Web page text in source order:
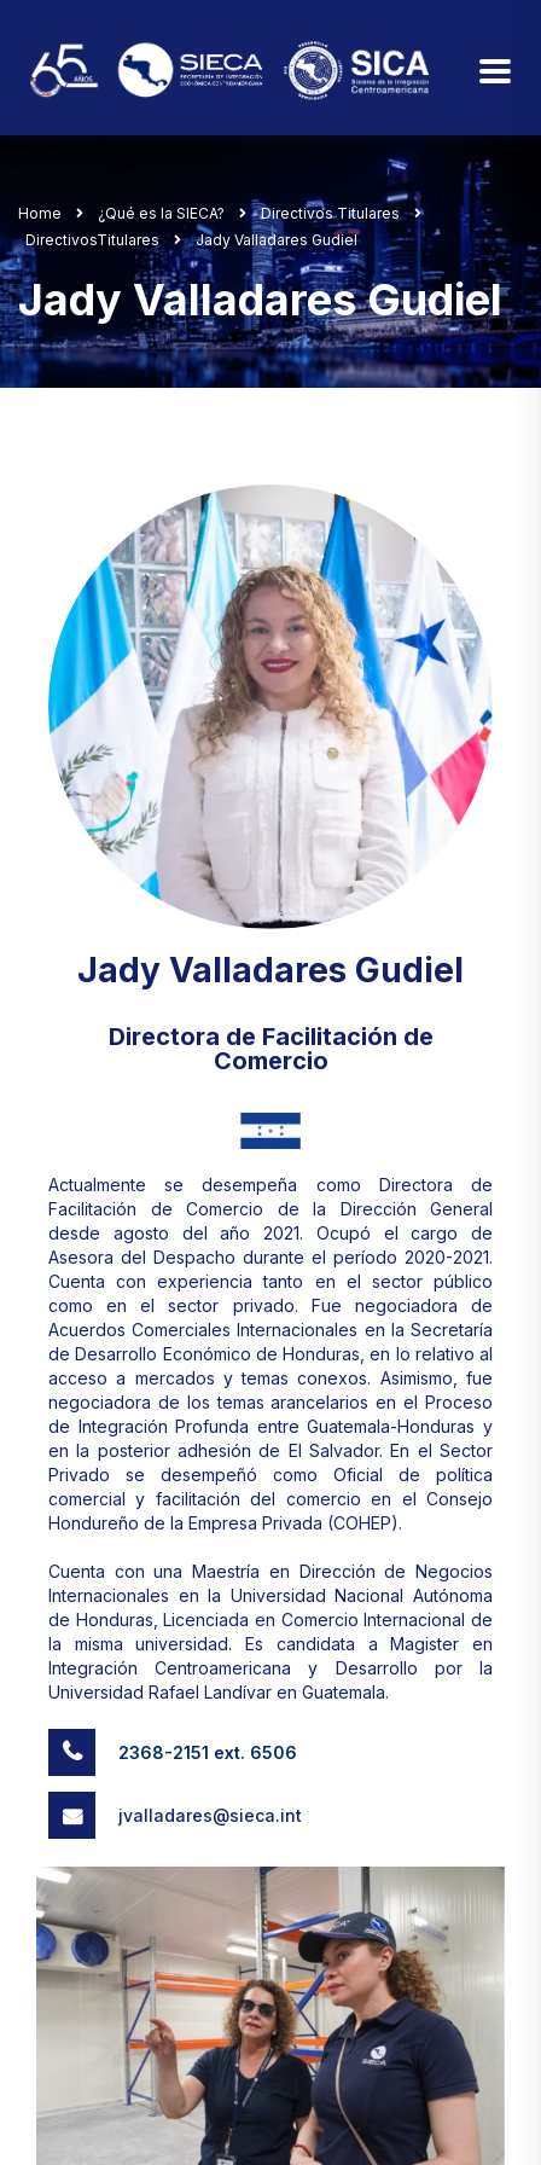
Home ¿Qué es la SIECA?
Directivos Titulares
DirectivosTitulares
Jady Valladares Gudiel
Jady Valladares Gudiel
Jady Valladares Gudiel
Directora de Facilitación de
Comercio
Actualmente se desempeña como Directora de
Facilitación de Comercio de la Dirección General
desde agosto del año 2021. Ocupó el cargo de
Asesora del Despacho durante el período 2020-2021.
Cuenta con experiencia tanto en el sector público
como en el sector privado. Fue negociadora de
Acuerdos Comerciales Internacionales en la Secretaría
de Desarrollo Económico de Honduras, en lo relativo al
acceso a mercados y temas conexos. Asimismo, fue
negociadora de los temas arancelarios en el Proceso
de Integración Profunda entre Guatemala-Honduras y
en la posterior adhesión de El Salvador. En el Sector
Privado se desempeñó como Oficial de política
comercial y facilitación del comercio en el Consejo
Hondureño de la Empresa Privada (COHEP).
Cuenta con una Maestría en Dirección de Negocios
Internacionales en la Universidad Nacional Autónoma
de Honduras, Licenciada en Comercio Internacional de
la misma universidad. Es candidata a Magister en
Integración Centroamericana y Desarrollo por la
Universidad Rafael Landívar en Guatemala.
2368-2151 ext. 6506
jvalladares@sieca.int